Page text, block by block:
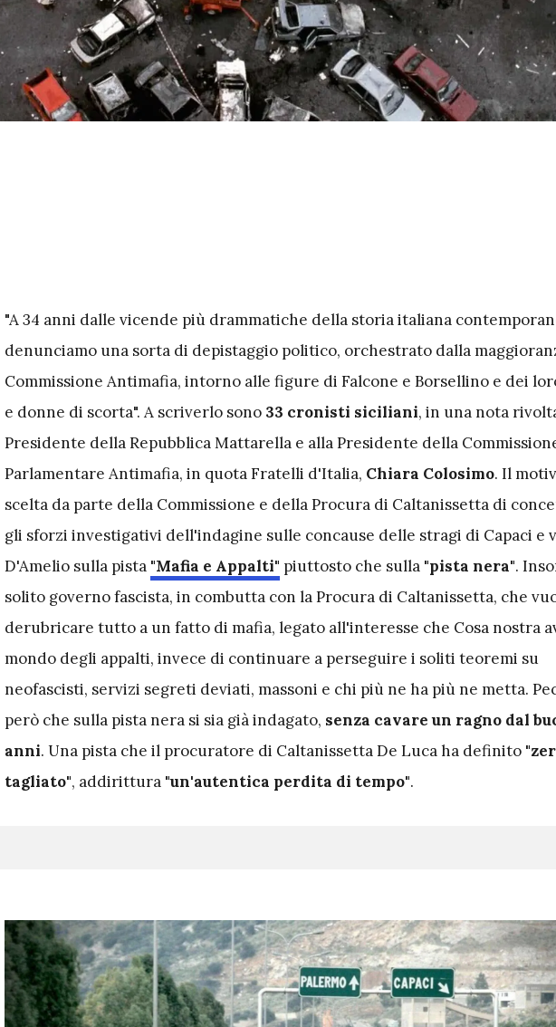
"A 34 anni dalle vicende più drammatiche della storia italiana
denunciamo una sorta di depistaggio politico, orchestrato dalla
Commissione Antimafia, intorno alle figure di Falcone e Borsellino e dei
e donne di scorta". A scriverlo sono 33 cronisti siciliani, in una nota
Presidente della Repubblica Mattarella e alla Presidente della
Parlamentare Antimafia, in quota Fratelli d'Italia, Chiara Colosimo. Il
scelta da parte della Commissione e della Procura di Caltanissetta di
gli sforzi investigativi dell'indagine sulle concause delle stragi di Capaci e
D'Amelio sulla pista "Mafia e Appalti" piuttosto che sulla "pista nera".
solito governo fascista, in combutta con la Procura di Caltanissetta, che
derubricare tutto a un fatto di mafia, legato all'interesse che Cosa nostra
mondo degli appalti, invece di continuare a perseguire i soliti teoremi su
neofascisti, servizi segreti deviati, massoni e chi più ne ha più ne metta.
però che sulla pista nera si sia già indagato, senza cavare un ragno dal
anni. Una pista che il procuratore di Caltanissetta De Luca ha definito
tagliato", addirittura "un'autentica perdita di tempo".